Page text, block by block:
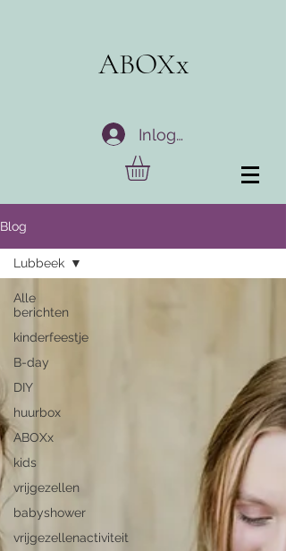
ABOXx
Inloggen
Blog
Alle
berichten
kinderfeestje
B-day
DIY
huurbox
ABOXx
kids
vrijgezellen
babyshower
vrijgezellenactiviteit
Lubbeek